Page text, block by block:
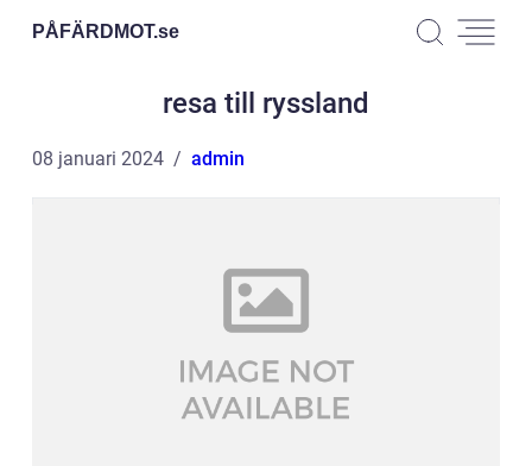
PÅFÄRDMOT.se
resa till ryssland
08 januari 2024 admin